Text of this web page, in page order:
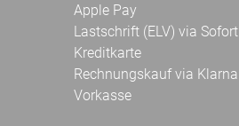
Apple Pay
Lastschrift (ELV) via Sofort
Kreditkarte
Rechnungskauf via Klarna
Vorkasse